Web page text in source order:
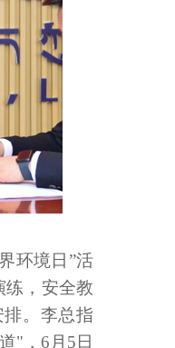
环境日”活
练，安全教
。李总指
"，6月5日